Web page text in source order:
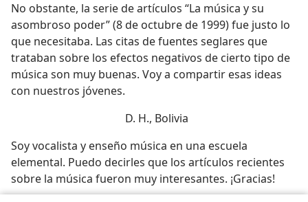
No obstante, la serie de artículos “La música y su
asombroso poder” (8 de octubre de 1999) fue justo lo
que necesitaba. Las citas de fuentes seglares que
trataban sobre los efectos negativos de cierto tipo de
música son muy buenas. Voy a compartir esas ideas
con nuestros jóvenes.
D. H., Bolivia
Soy vocalista y enseño música en una escuela
elemental. Puedo decirles que los artículos recientes
sobre la música fueron muy interesantes. ¡Gracias!